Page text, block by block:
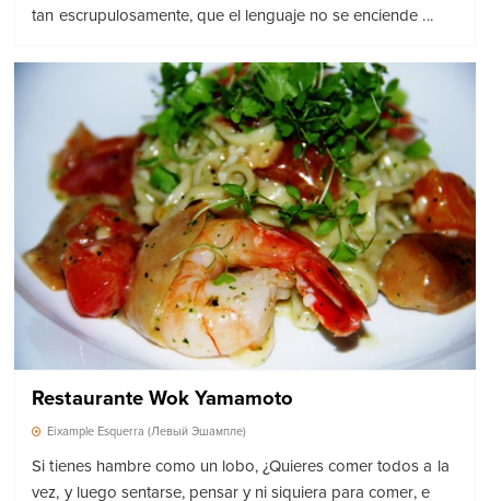
tan escrupulosamente, que el lenguaje no se enciende ...
Restaurante Wok Yamamoto
Eixample Esquerra (Левый Эшампле)
Si tienes hambre como un lobo, ¿Quieres comer todos a la
vez, y luego sentarse, pensar y ni siquiera para comer, e